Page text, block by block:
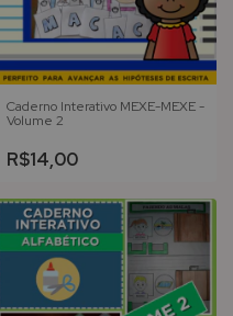
Caderno Interativo MEXE-MEXE -
Volume 2
R$14,00